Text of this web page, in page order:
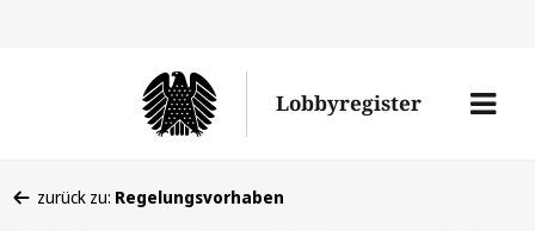
Lobbyregister
Menü
befinden
zurück zu: Regelungsvorhaben